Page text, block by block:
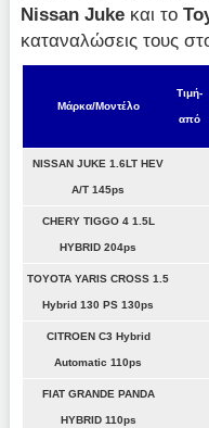
NissanJuke και το
καταναλώσεις τους
Μάρκα/Μοντέλο
Τιμή-
από
NISSAN JUKE 1.6LT HEV
A/T 145ps
CHERY TIGGO 4 1.5L
HYBRID 204ps
TOYOTA YARIS CROSS 1.5
Hybrid 130 PS 130ps
CITROEN C3 Hybrid
Automatic 110ps
FIAT GRANDE PANDA
HYBRID 110ps